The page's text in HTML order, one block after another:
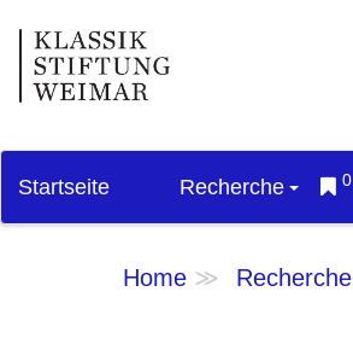
Startseite Recherche 0
Home Recherche